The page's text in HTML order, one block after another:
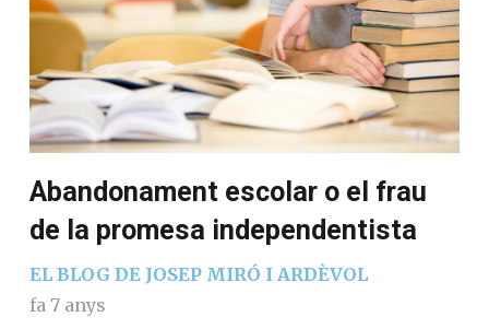
Abandonament escolar o el frau
de la promesa independentista
EL BLOG DE JOSEP MIRÓ I ARDÈVOL
fa 7 anys